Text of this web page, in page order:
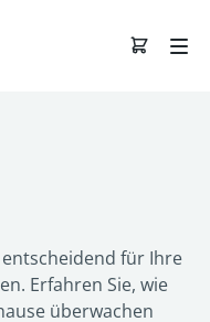
für Ihre
Erfahren Sie, wie
überwachen